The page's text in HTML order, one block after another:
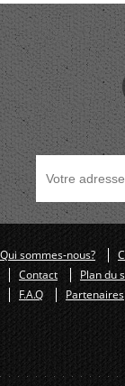
Qui sommes-nous?
Contact
Plan du
F.A.Q
Partenaires